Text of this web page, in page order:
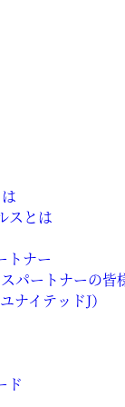
スとは
トナー
パートナーの皆
イテッドJ）
ド